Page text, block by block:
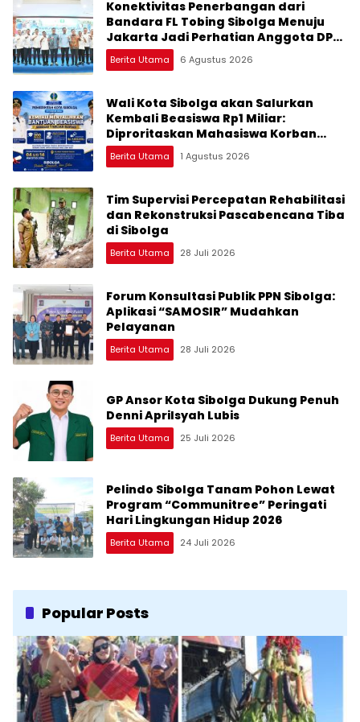
Konektivitas Penerbangan dari
Bandara FL Tobing Sibolga Menuju
Jakarta Jadi Perhatian Anggota DPR
RI Muhammad Lokot Nasution
Berita Utama 6 Agustus 2026
Wali Kota Sibolga akan Salurkan
Kembali Beasiswa Rp1 Miliar:
Diproritaskan Mahasiswa Korban
Bencana
Berita Utama 1 Agustus 2026
Tim Supervisi Percepatan Rehabilitasi
dan Rekonstruksi Pascabencana Tiba
di Sibolga
Berita Utama 28 Juli 2026
Forum Konsultasi Publik PPN Sibolga:
Aplikasi “SAMOSIR” Mudahkan
Pelayanan
Berita Utama 28 Juli 2026
GP Ansor Kota Sibolga Dukung Penuh
Denni Aprilsyah Lubis
Berita Utama 25 Juli 2026
Pelindo Sibolga Tanam Pohon Lewat
Program “Communitree” Peringati
Hari Lingkungan Hidup 2026
Berita Utama 24 Juli 2026
Popular Posts